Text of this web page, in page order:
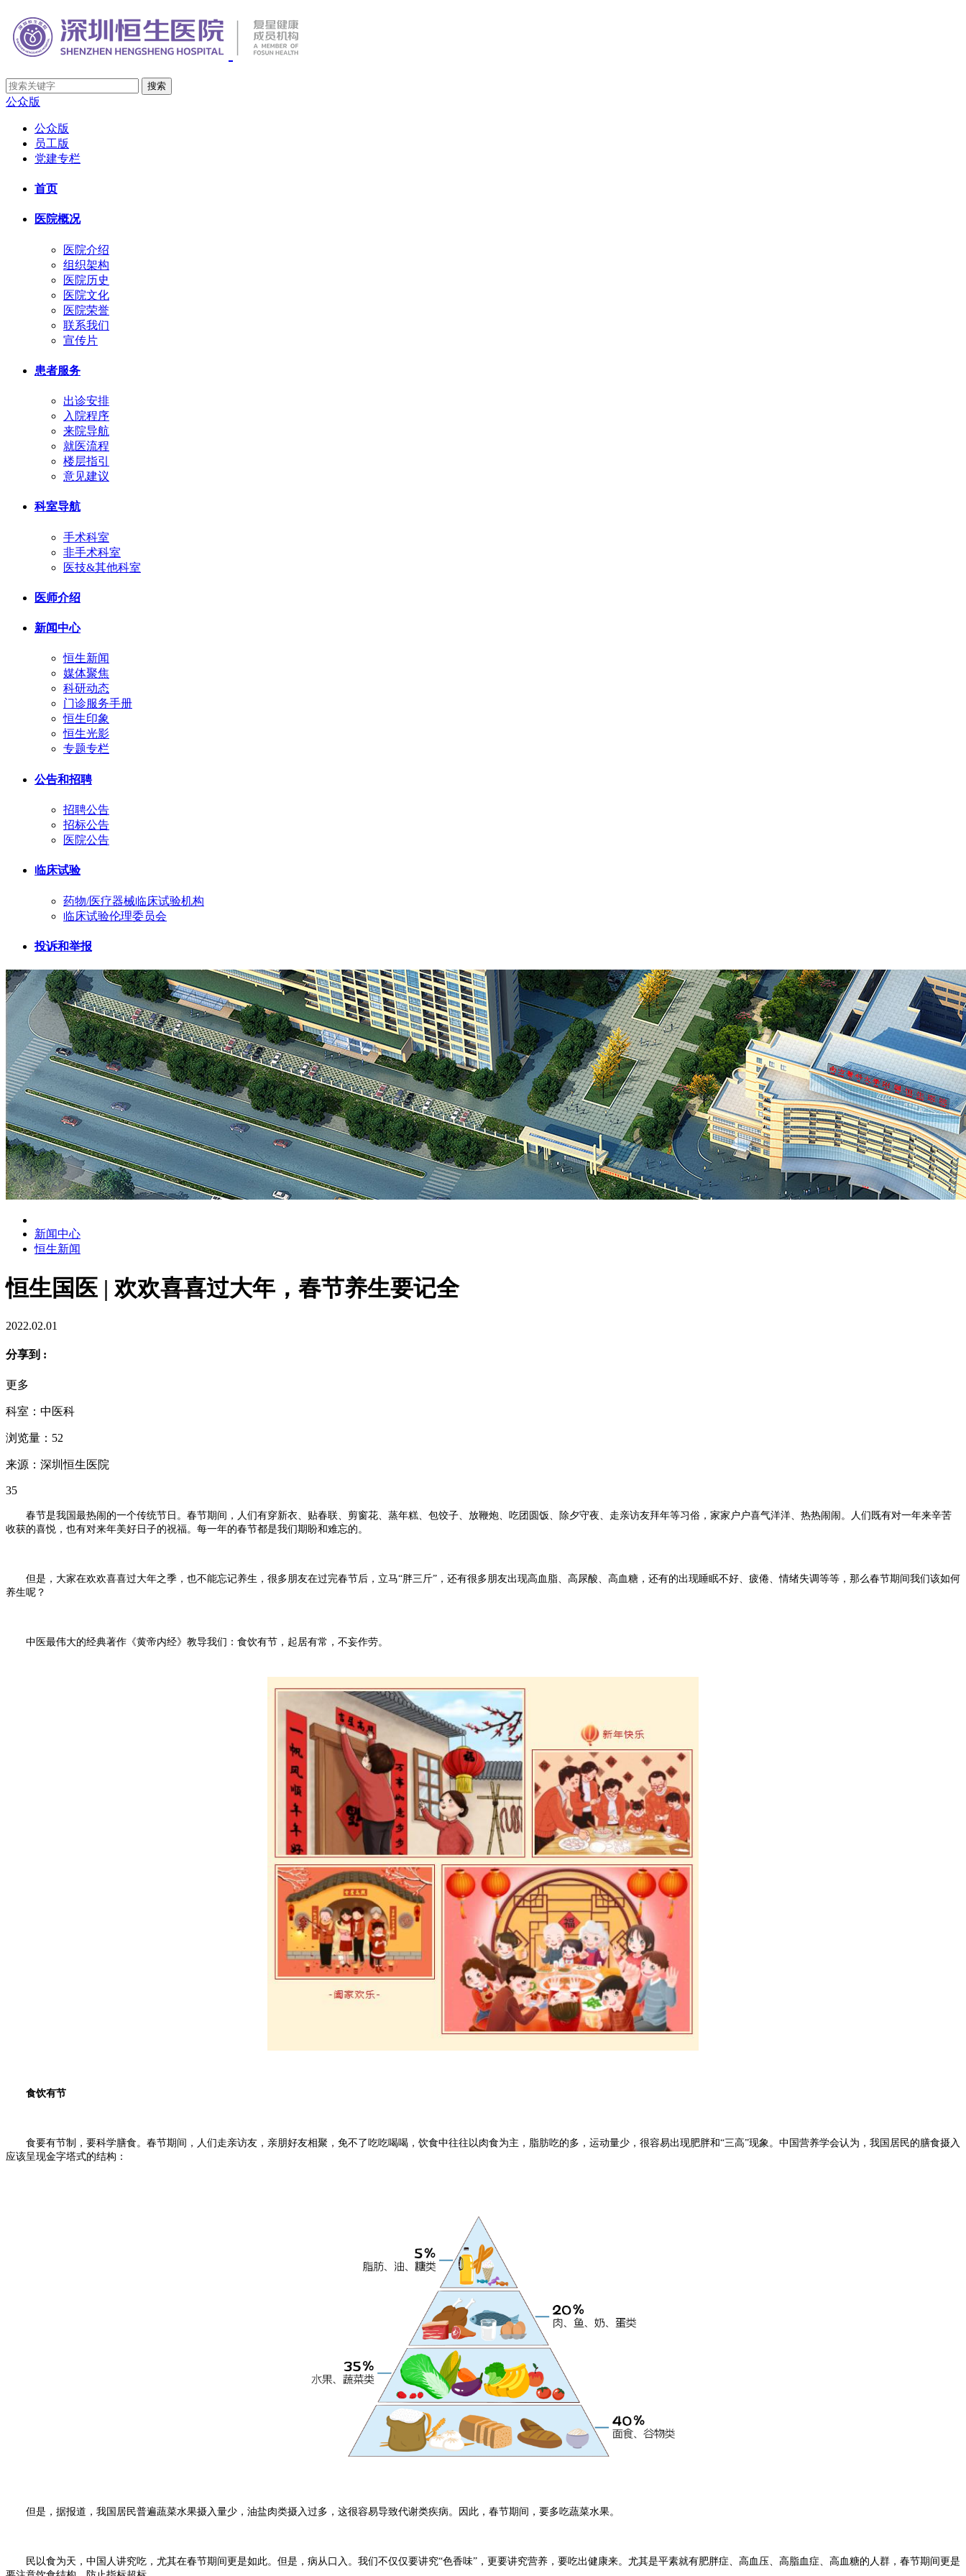
公众版
公众版
员工版
党建专栏
首页
医院概况
医院介绍
组织架构
医院历史
医院文化
医院荣誉
联系我们
宣传片
患者服务
出诊安排
入院程序
来院导航
就医流程
楼层指引
意见建议
科室导航
手术科室
非手术科室
医技&其他科室
医师介绍
新闻中心
恒生新闻
媒体聚焦
科研动态
门诊服务手册
恒生印象
恒生光影
专题专栏
公告和招聘
招聘公告
招标公告
医院公告
临床试验
药物/医疗器械临床试验机构
临床试验伦理委员会
投诉和举报
新闻中心
恒生新闻
恒生国医 | 欢欢喜喜过大年，春节养生要记全
2022.02.01
分享到 :
更多
科室：中医科
浏览量：52
来源：深圳恒生医院
35
春节是我国最热闹的一个传统节日。春节期间，人们有穿新衣、贴春联、剪窗花、蒸年糕、包饺子、放鞭炮、吃团圆饭、除夕守夜、走亲访友拜年等习俗，家家户户喜气洋洋、热热闹闹。人们既有对一年来辛苦
收获的喜悦，也有对来年美好日子的祝福。每一年的春节都是我们期盼和难忘的。
但是，大家在欢欢喜喜过大年之季，也不能忘记养生，很多朋友在过完春节后，立马“胖三斤”，还有很多朋友出现高血脂、高尿酸、高血糖，还有的出现睡眠不好、疲倦、情绪失调等等，那么春节期间我们该如何
养生呢？
中医最伟大的经典著作《黄帝内经》教导我们：食饮有节，起居有常，不妄作劳。
食饮有节
食要有节制，要科学膳食。春节期间，人们走亲访友，亲朋好友相聚，免不了吃吃喝喝，饮食中往往以肉食为主，脂肪吃的多，运动量少，很容易出现肥胖和“三高”现象。中国营养学会认为，我国居民的膳食摄入
应该呈现金字塔式的结构：
但是，据报道，我国居民普遍蔬菜水果摄入量少，油盐肉类摄入过多，这很容易导致代谢类疾病。因此，春节期间，要多吃蔬菜水果。
民以食为天，中国人讲究吃，尤其在春节期间更是如此。但是，病从口入。我们不仅仅要讲究“色香味”，更要讲究营养，要吃出健康来。尤其是平素就有肥胖症、高血压、高脂血症、高血糖的人群，春节期间更是